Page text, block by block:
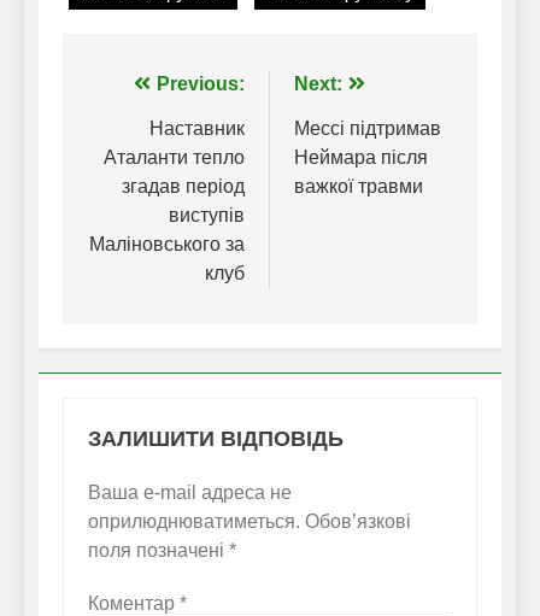
Навігація
записів
Previous:
Наставник
Аталанти тепло
згадав період
виступів
Маліновського за
клуб
Next:
Мессі підтримав
Неймара після
важкої травми
ЗАЛИШИТИ ВІДПОВІДЬ
Ваша e-mail адреса не
оприлюднюватиметься. Обов’язкові
поля позначені *
Коментар *